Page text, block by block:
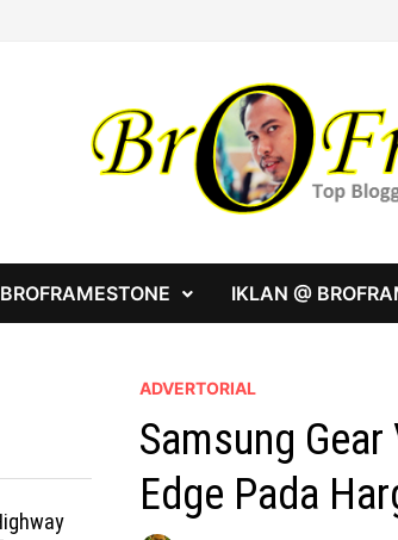
IKLAN @
ADVERTORIAL
Samsung
Edge Pada